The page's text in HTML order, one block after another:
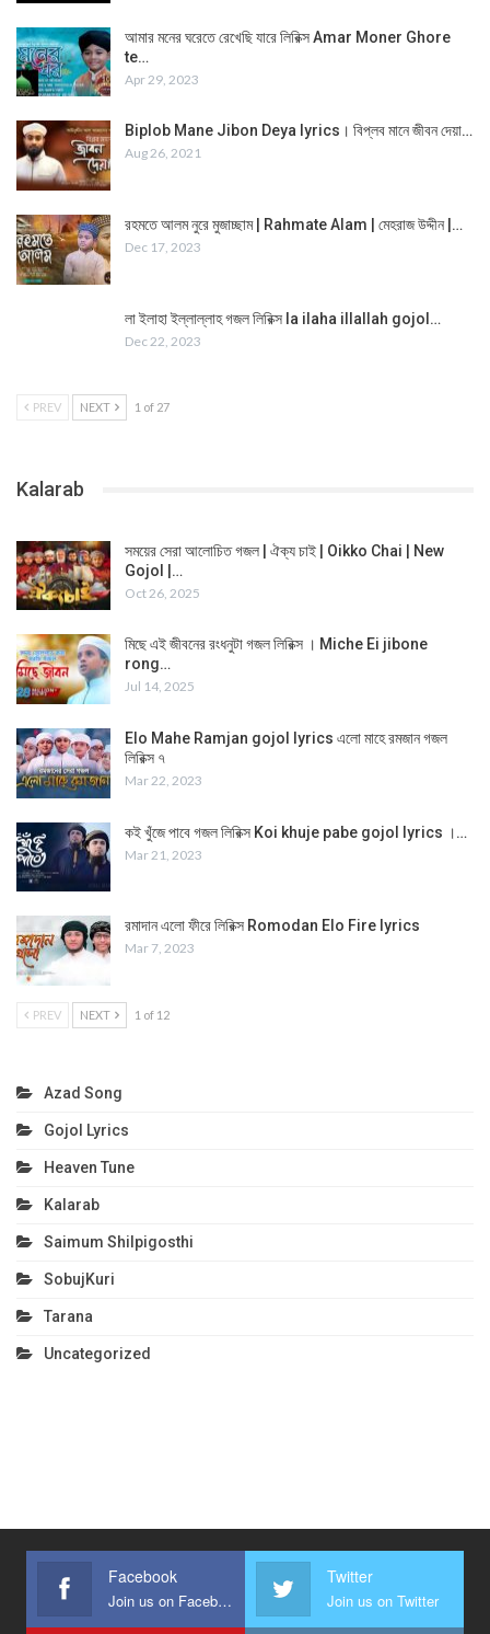
আমার মনের ঘরেতে রেখেছি যারে লিরিক্স Amar Moner Ghore
te…
Apr 29, 2023
Biplob Mane Jibon Deya lyrics। বিপ্লব মানে জীবন দেয়া…
Aug 26, 2021
রহমতে আলম নুরে মুজাচ্ছাম | Rahmate Alam | মেহরাজ উদ্দীন |…
Dec 17, 2023
লা ইলাহা ইল্লাল্লাহ গজল লিরিক্স la ilaha illallah gojol…
Dec 22, 2023
PREV NEXT 1 of 27
Kalarab
সময়ের সেরা আলোচিত গজল | ঐক্য চাই | Oikko Chai | New
Gojol |…
Oct 26, 2025
মিছে এই জীবনের রংধনুটা গজল লিরিক্স । Miche Ei jibone
rong…
Jul 14, 2025
Elo Mahe Ramjan gojol lyrics এলো মাহে রমজান গজল
লিরিক্স ৭
Mar 22, 2023
কই খুঁজে পাবে গজল লিরিক্স Koi khuje pabe gojol lyrics ।…
Mar 21, 2023
রমাদান এলো ফীরে লিরিক্স Romodan Elo Fire lyrics
Mar 7, 2023
PREV NEXT 1 of 12
Azad Song
Gojol Lyrics
Heaven Tune
Kalarab
Saimum Shilpigosthi
SobujKuri
Tarana
Uncategorized
Facebook
Join us on Facebook
Twitter
Join us on Twitter